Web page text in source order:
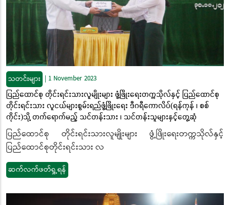
သတင်းများ | 1 November 2023
ပြည်ထောင်စု တိုင်းရင်းသားလူမျိုးများ ဖွံ့ဖြိုးရေးတက္ကသိုလ်နှင့် ပြည်ထောင်စု
တိုင်းရင်းသား လူငယ်များစွမ်းရည်ဖွံ့ဖြိုးရေး ဒီဂရီကောလိပ်(ရန်ကုန် ၊ စစ်
ကိုင်း)သို့ တက်ရောက်မည့် သင်တန်းသား ၊ သင်တန်းသူများနှင့်တွေ့ဆုံ
ပြည်ထောင်စု တိုင်းရင်းသားလူမျိုးများ ဖွံ့ဖြိုးရေးတက္ကသိုလ်နှင့်
ပြည်ထောင်စုတိုင်းရင်းသား လ
ဆက်လက်ဖတ်ရှု့ရန်